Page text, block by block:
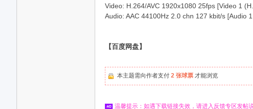
Video: H.264/AVC 1920x1080 25fps [Video 1
Audio: AAC 44100Hz 2.0 chn 127 kbit/s [Audio
【百度网盘】
本主题需向作者支付 2 张球票才能浏览
温馨提示：如遇下载链接失效，请进入反馈专区发帖